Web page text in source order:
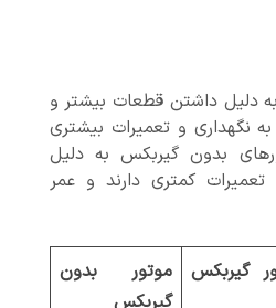
دلیل داشتن قطعات بیشتر و
نگهداری و تعمیرات بیشتری
بدون گیربکس به دلیل
کمتری دارند و عمر
گیربکس
موتور بدون
گیربکس